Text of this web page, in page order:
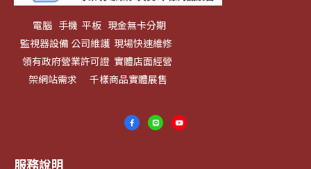
電腦 手機 平板 現金無卡分期
監視器設備 公司維護 現場快速維修
領有政府營業許可證 實體店面經營
架網站需求 千樣商品實體展售
服務說明